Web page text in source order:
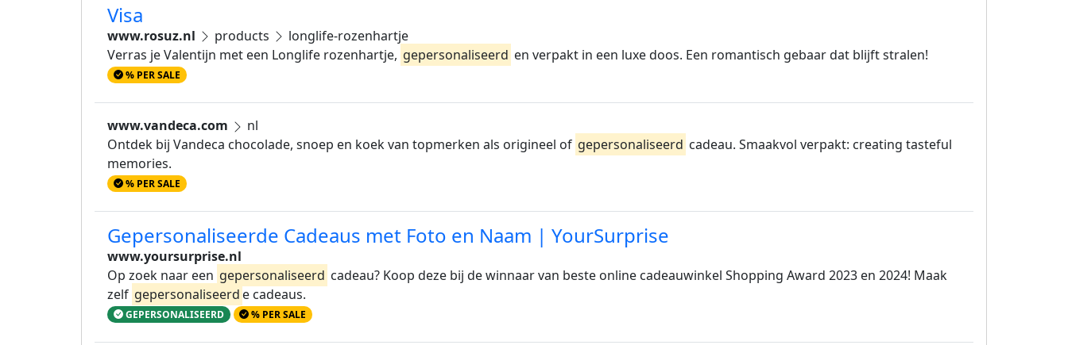
Visa
www.rosuz.nl products
longlife-rozenhartje
Verras je Valentijn met een Longlife rozenhartje, gepersonaliseerd en verpakt in een luxe doos. Een romantisch gebaar dat blijft stralen!
% PER SALE
www.vandeca.com
nl
Ontdek bij Vandeca chocolade, snoep en koek van topmerken als origineel of gepersonaliseerd cadeau. Smaakvol verpakt: creating tasteful
memories.
% PER SALE
Gepersonaliseerde Cadeaus met Foto en Naam | YourSurprise
www.yoursurprise.nl
Op zoek naar een gepersonaliseerd cadeau? Koop deze bij de winnaar van beste online cadeauwinkel Shopping Award 2023 en 2024! Maak
zelf gepersonaliseerd e cadeaus.
GEPERSONALISEERD % PER SALE